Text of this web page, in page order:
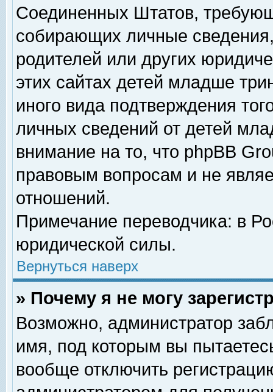
Соединенных Штатов,
собирающих личные
родителей или других
этих сайтах детей младше
иного вида подтверждения
личных сведений от детей
внимание на то, что phpBB
правовым вопросам и не
отношений.
Примечание переводчика: в
юридической силы.
Вернуться наверх
» Почему я не могу
Возможно, администратор
имя, под которым вы
вообще отключить